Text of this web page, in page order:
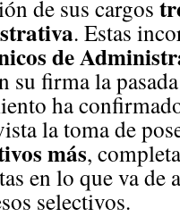
de sus cargos
. Estas
de
firma la
ha
la toma de
más,
en lo que va de
selectivos.